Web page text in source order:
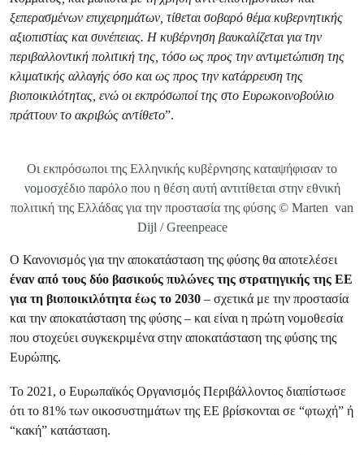
ξεπερασμένων επιχειρημάτων, τίθεται σοβαρό θέμα κυβερνητικής
αξιοπιστίας και συνέπειας. Η κυβέρνηση βαυκαλίζεται για την
περιβαλλοντική πολιτική της, τόσο ως προς την αντιμετώπιση της
κλιματικής αλλαγής όσο και ως προς την κατάρρευση της
βιοποικιλότητας, ενώ οι εκπρόσωποί της στο Ευρωκοινοβούλιο
πράττουν το ακριβώς αντίθετο”.
Οι εκπρόσωποι της Ελληνικής κυβέρνησης καταψήφισαν το
νομοσχέδιο παρόλο που η θέση αυτή αντιτίθεται στην εθνική
πολιτική της Ελλάδας για την προστασία της φύσης © Marten van
Dijl / Greenpeace
Ο Κανονισμός για την αποκατάσταση της φύσης θα αποτελέσει
έναν από τους δύο βασικούς πυλώνες της στρατηγικής της ΕΕ
για τη βιοποικιλότητα έως το 2030 – σχετικά με την προστασία
και την αποκατάσταση της φύσης – και είναι η πρώτη νομοθεσία
που στοχεύει συγκεκριμένα στην αποκατάσταση της φύσης της
Ευρώπης.
Το 2021, ο Ευρωπαϊκός Οργανισμός Περιβάλλοντος διαπίστωσε
ότι το 81% των οικοσυστημάτων της ΕΕ βρίσκονται σε “φτωχή” ή
“κακή” κατάσταση.